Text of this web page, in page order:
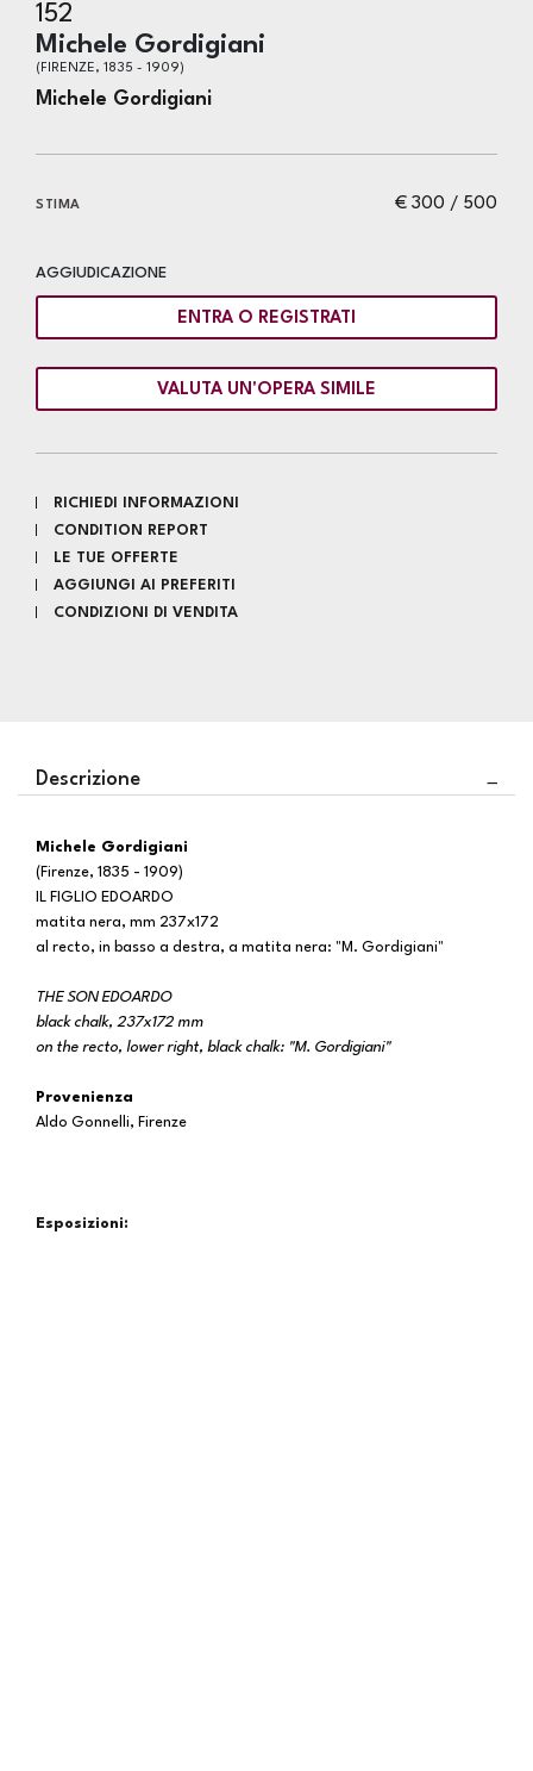
152
Michele Gordigiani
(FIRENZE, 1835 - 1909)
Michele Gordigiani
€ 300 / 500
STIMA
AGGIUDICAZIONE
ENTRA O REGISTRATI
VALUTA UN'OPERA SIMILE
RICHIEDI INFORMAZIONI
CONDITION REPORT
LE TUE OFFERTE
AGGIUNGI AI PREFERITI
CONDIZIONI DI VENDITA
Descrizione
Michele Gordigiani
(Firenze, 1835 - 1909)
IL FIGLIO EDOARDO
matita nera, mm 237x172
al recto, in basso a destra, a matita nera: "M. Gordigiani"
THE SON EDOARDO
black chalk, 237x172 mm
on the recto, lower right, black chalk: "M. Gordigiani"
Provenienza
Aldo Gonnelli, Firenze
Esposizioni: